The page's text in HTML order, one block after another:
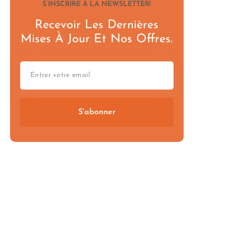
S’INSCRIRE À LA NEWSLETTER!
Recevoir Les Dernières
Mises À Jour Et Nos Offres.
S'abonner